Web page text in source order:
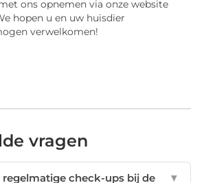
ons opnemen via onze website
hopen u en uw huisdier
verwelkomen!
vragen
check-ups bij de
▼